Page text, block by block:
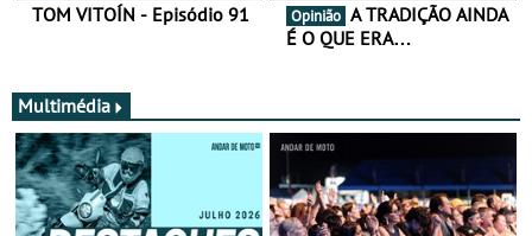
TOM VITOÍN - Episódio 91 Opinião
É O QUE ERA…
Multimédia